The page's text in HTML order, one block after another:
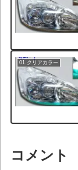
01.クリアカラー
コメント